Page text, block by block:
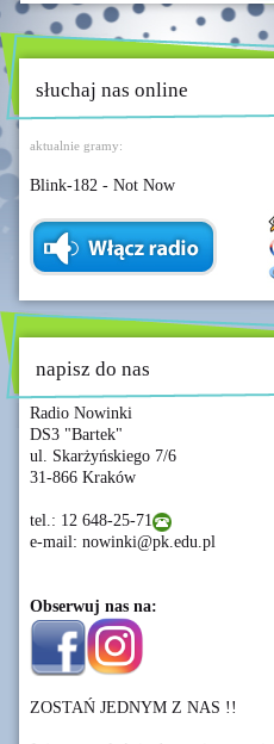
słuchaj nas online
aktualnie gramy:
Blink-182 - Not Now
napisz do nas
Radio Nowinki
DS3 "Bartek"
ul. Skarżyńskiego 7/6
31-866 Kraków
tel.: 12 648-25-71
e-mail: nowinki@pk.edu.pl
Obserwuj nas na:
ZOSTAŃ JEDNYM Z NAS !!